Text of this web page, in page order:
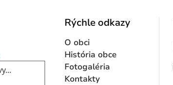
Text vašej správy...
Rýchle odkazy
O obci
História obce
Fotogaléria
Kontakty